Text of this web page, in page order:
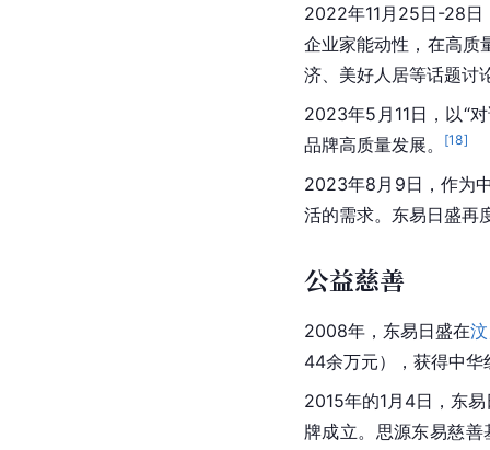
2022年11月25日-28日
企业家能动性，在高质
济 、美好人居等话题
2023年5月11日，以“
品牌高质量发展。
[18]
2023年8月9日，作为
活的需求。东易日盛再
公益慈善
2008年，东易日盛在
44余万元），获得中华
2015年的1月4日，东
牌成立。思源东易慈